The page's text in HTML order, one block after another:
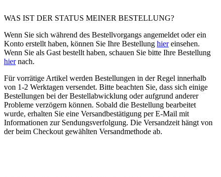
WAS IST DER STATUS MEINER BESTELLUNG?
Wenn Sie sich während des Bestellvorgangs angemeldet oder ein
Konto erstellt haben, können Sie Ihre Bestellung hiereinsehen.
Wenn Sie als Gast bestellt haben, schauen Sie bitte Ihre Bestellung
hiernach.
Für vorrätige Artikel werden Bestellungen in der Regel innerhalb
von 1-2 Werktagen versendet. Bitte beachten Sie, dass sich einige
Bestellungen bei der Bestellabwicklung oder aufgrund anderer
Probleme verzögern können. Sobald die Bestellung bearbeitet
wurde, erhalten Sie eine Versandbestätigung per E-Mail mit
Informationen zur Sendungsverfolgung. Die Versandzeit hängt von
der beim Checkout gewählten Versandmethode ab.